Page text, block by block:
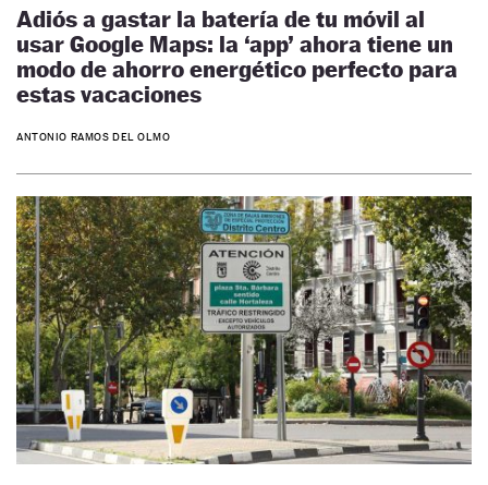
Adiós a gastar la batería de tu móvil al
usar Google Maps: la ‘app’ ahora tiene un
modo de ahorro energético perfecto para
estas vacaciones
ANTONIO RAMOS DEL OLMO